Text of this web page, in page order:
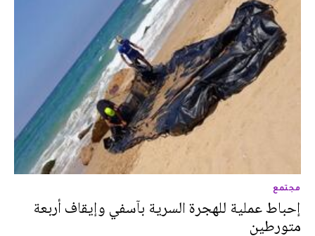
مجتمع
إحباط عملية للهجرة السرية بآسفي وإيقاف أربعة
متورطين